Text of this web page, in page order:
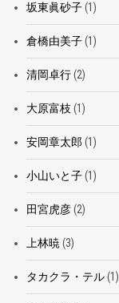
坂東眞砂子(1)
倉橋由美子(1)
清岡卓行(2)
大原富枝 (1)
安岡章太郎 (1)
小山いと子(1)
田宮虎彦(2)
上林暁 (3)
タカクラ・テル(1)